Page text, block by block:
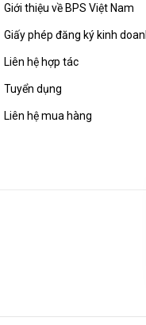
Giới thiệu về BPS Việt Nam
Giấy phép đăng ký kinh
Liên hệ hợp tác
Tuyển dụng
Liên hệ mua hàng